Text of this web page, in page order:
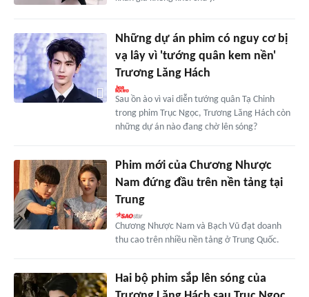
Những dự án phim có nguy cơ bị
vạ lây vì 'tướng quân kem nền'
Trương Lăng Hách
Sau ồn ào vì vai diễn tướng quân Tạ Chinh
trong phim Trục Ngọc, Trương Lăng Hách còn
những dự án nào đang chờ lên sóng?
Phim mới của Chương Nhược
Nam đứng đầu trên nền tảng tại
Trung
Chương Nhược Nam và Bạch Vũ đạt doanh
thu cao trên nhiều nền tảng ở Trung Quốc.
Hai bộ phim sắp lên sóng của